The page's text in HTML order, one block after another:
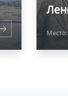
Место: